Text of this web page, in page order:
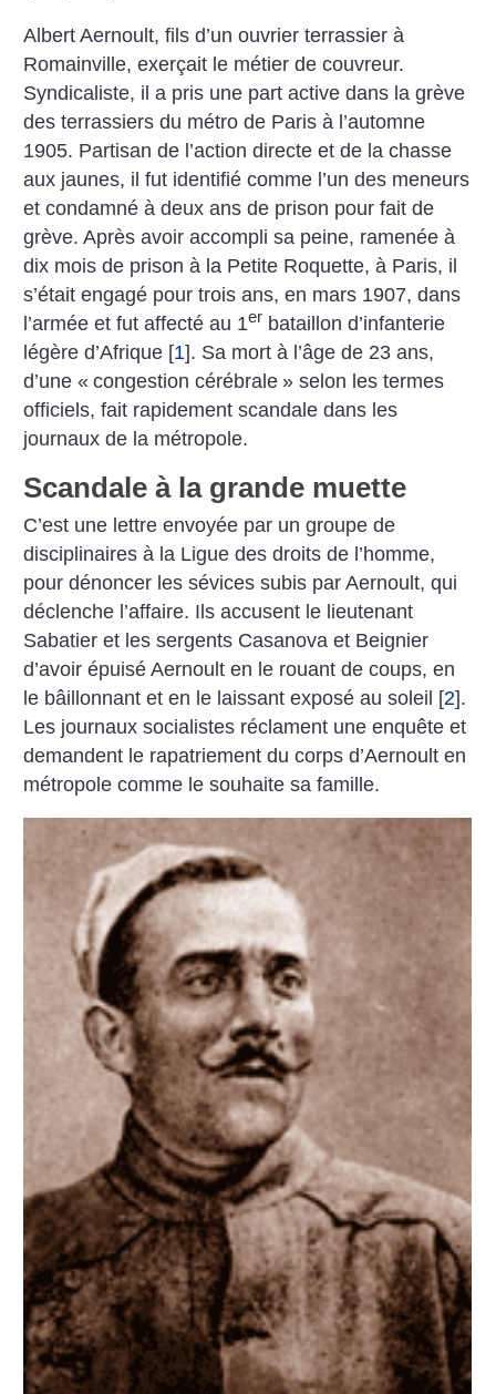
Albert Aernoult, fils d’un ouvrier terrassier à
Romainville, exerçait le métier de couvreur.
Syndicaliste, il a pris une part active dans la grève
des terrassiers du métro de Paris à l’automne
1905. Partisan de l’action directe et de la chasse
aux jaunes, il fut identifié comme l’un des meneurs
et condamné à deux ans de prison pour fait de
grève. Après avoir accompli sa peine, ramenée à
dix mois de prison à la Petite Roquette, à Paris, il
s’était engagé pour trois ans, en mars 1907, dans
l’armée et fut affecté au 1er bataillon d’infanterie
légère d’Afrique [1]. Sa mort à l’âge de 23 ans,
d’une « congestion cérébrale » selon les termes
officiels, fait rapidement scandale dans les
journaux de la métropole.
Scandale à la grande muette
C’est une lettre envoyée par un groupe de
disciplinaires à la Ligue des droits de l’homme,
pour dénoncer les sévices subis par Aernoult, qui
déclenche l’affaire. Ils accusent le lieutenant
Sabatier et les sergents Casanova et Beignier
d’avoir épuisé Aernoult en le rouant de coups, en
le bâillonnant et en le laissant exposé au soleil [2].
Les journaux socialistes réclament une enquête et
demandent le rapatriement du corps d’Aernoult en
métropole comme le souhaite sa famille.